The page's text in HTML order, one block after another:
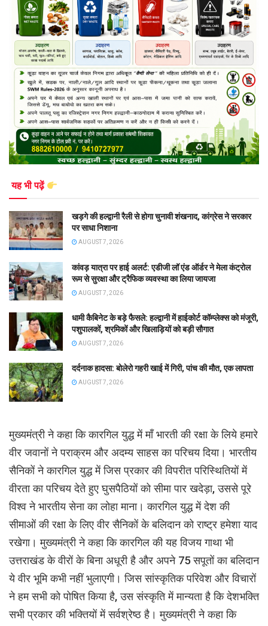
यह भी पढ़ें
खड़गे की हल्द्वानी रैली से होगा चुनावी शंखनाद, कांग्रेस ने सरकार
पर साधा निशाना
AUGUST 7, 2026
कांवड़ यात्रा पर हाई अलर्ट: एडीजी लॉ एंड ऑर्डर ने मेला कंट्रोल
रूम से सुरक्षा और ट्रैफिक व्यवस्था का लिया जायजा
AUGUST 7, 2026
धामी कैबिनेट के बड़े फैसले: हल्द्वानी में हाईकोर्ट कॉम्प्लेक्स को मंजूरी,
पशुपालकों, श्रमिकों और खिलाड़ियों को बड़ी सौगात
AUGUST 7, 2026
दर्दनाक हादसा: बोलेरो गहरी खाई में गिरी, पांच की मौत, एक लापता
AUGUST 7, 2026
मुख्यमंत्री ने कहा कि कारगिल युद्ध में माँ भारती की रक्षा के लिये हमारे
वीर जवानों ने पराक्रम और अदम्य साहस का परिचय दिया। भारतीय
सैनिकों ने कारगिल युद्ध में जिस प्रकार की विपरीत परिस्थितियों में
वीरता का परिचय देते हुए घुसपैठियों को सीमा पार खदेड़ा, उससे पूरे
विश्व ने भारतीय सेना का लोहा माना। कारगिल युद्ध में देश की
सीमाओं की रक्षा के लिए वीर सैनिकों के बलिदान को राष्ट्र हमेशा याद
रखेगा। मुख्यमंत्री ने कहा कि कारगिल की यह विजय गाथा भी
उत्तराखंड के वीरों के बिना अधूरी है और अपने 75 सपूतों का बलिदान
ये वीर भूमि कभी नहीं भुलाएगी। जिस सांस्कृतिक परिवेश और विचारों
ने हम सभी को पोषित किया है, उस संस्कृति में मान्यता है कि देशभक्ति
सभी प्रकार की भक्तियों में सर्वश्रेष्ठ है। मुख्यमंत्री ने कहा कि